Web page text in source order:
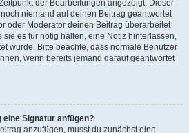
der Bearbeitungen angezeigt. Dieser
niemand auf deinen Beitrag geantwortet
oder Moderator deinen Beitrag überarbeitet
es für nötig halten, eine Notiz hinterlassen,
wurde. Bitte beachte, dass normale Benutzer
wenn bereits jemand darauf geantwortet
Signatur anfügen?
anzufügen, musst du zunächst eine